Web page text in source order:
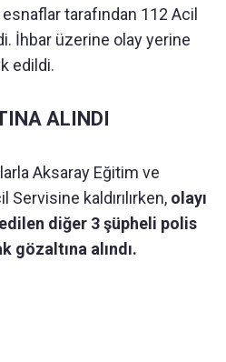
tarafından 112 Acil
İhbar üzerine olay yerine
edildi.
ALINDI
Aksaray Eğitim ve
kaldırılırken, olayı
diğer 3 şüpheli polis
gözaltına alındı.